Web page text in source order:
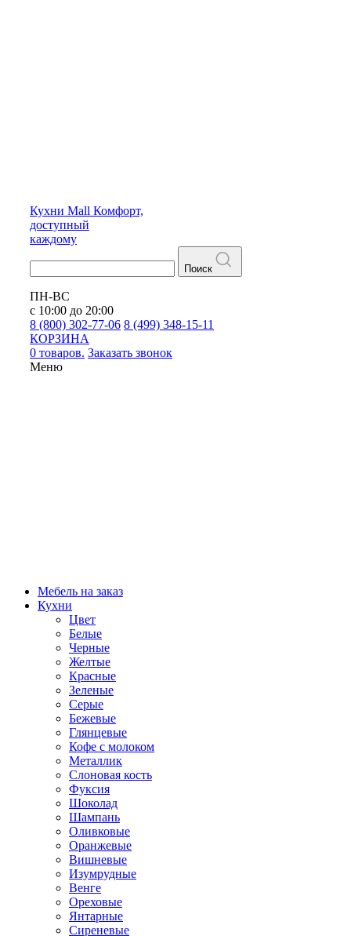
Кухни Mall Комфорт,
доступный
каждому
Поиск
ПН-ВС
с 10:00 до 20:00
8 (800) 302-77-06 8 (499) 348-15-11
КОРЗИНА
0 товаров. Заказать звонок
Меню
Мебель на заказ
Кухни
Цвет
Белые
Черные
Желтые
Красные
Зеленые
Серые
Бежевые
Глянцевые
Кофе с молоком
Металлик
Слоновая кость
Фуксия
Шоколад
Шампань
Оливковые
Оранжевые
Вишневые
Изумрудные
Венге
Ореховые
Янтарные
Сиреневые